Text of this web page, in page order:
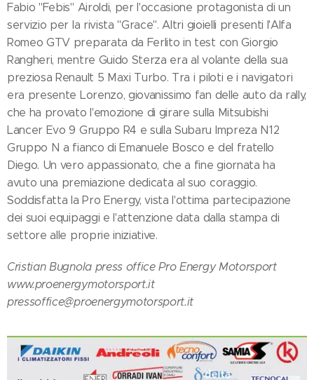
Fabio "Febis" Airoldi, per l'occasione protagonista di un
servizio per la rivista "Grace". Altri gioielli presenti l'Alfa
Romeo GTV preparata da Ferlito in test con Giorgio
Rangheri, mentre Guido Sterza era al volante della sua
preziosa Renault 5 Maxi Turbo. Tra i piloti e i navigatori
era presente Lorenzo, giovanissimo fan delle auto da rally,
che ha provato l'emozione di girare sulla Mitsubishi
Lancer Evo 9 Gruppo R4 e sulla Subaru Impreza N12
Gruppo N a fianco di Emanuele Bosco e del fratello
Diego. Un vero appassionato, che a fine giornata ha
avuto una premiazione dedicata al suo coraggio.
Soddisfatta la Pro Energy, vista l'ottima partecipazione
dei suoi equipaggi e l'attenzione data dalla stampa di
settore alle proprie iniziative.
Cristian Bugnola press office Pro Energy Motorsport
www.proenergymotorsport.it
pressoffice@proenergymotorsport.it